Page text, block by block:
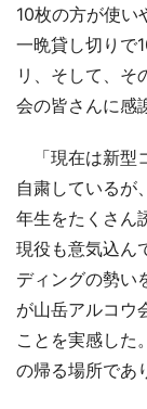
10枚の方が使い
一晩貸し切りで
リ、そして、そ
会の皆さんに感
「現在は新型
自粛しているが
年生をたくさん
現役も意気込ん
ディングの勢い
が山岳アルコウ
ことを実感した
の帰る場所であ